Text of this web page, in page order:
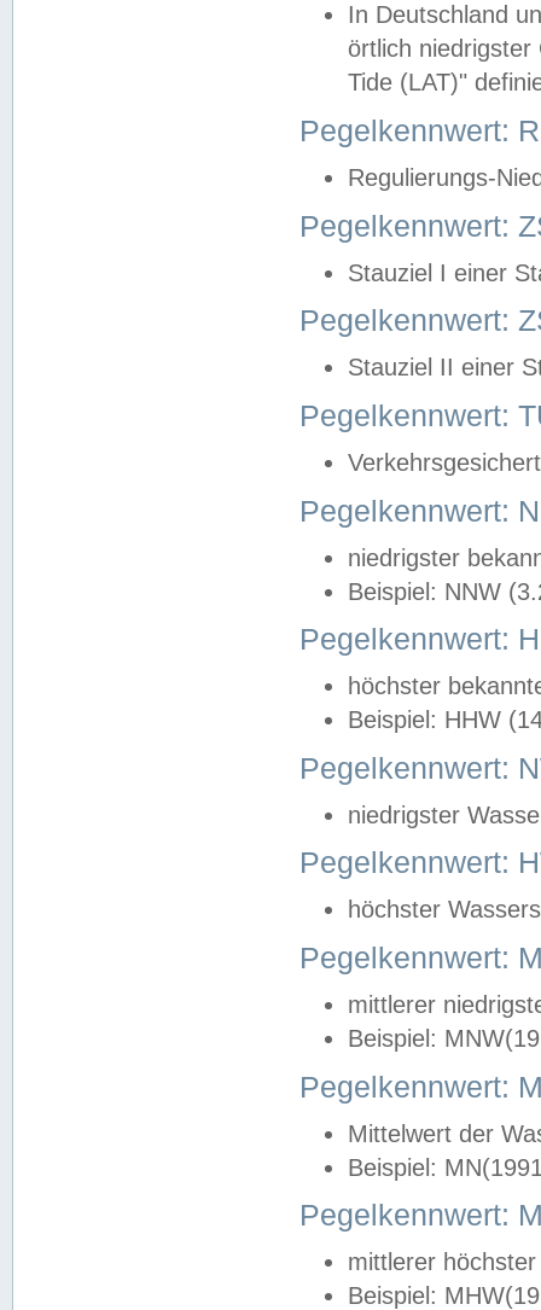
In Deutschland
örtlich
Tide (LAT)"
Pegelkennwert:
Regulierungs-
Pegelkennwert:
Stauziel I einer
Pegelkennwert:
Stauziel II einer
Pegelkennwert:
Pegelkennwert:
niedrigster
Beispiel: NNW
Pegelkennwert:
höchster
Beispiel: HHW
Pegelkennwert:
niedrigster
Pegelkennwert:
höchster
Pegelkennwert:
mittlerer
Beispiel:
Pegelkennwert:
Mittelwert der
Beispiel:
Pegelkennwert:
mittlerer
Beispiel: